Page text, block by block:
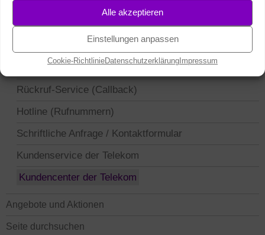
Alle akzeptieren
Einstellungen anpassen
Cookie-RichtlinieDatenschutzerklärungImpressum
MagentaEINS (Zuhause & unterwegs)
Verfügbarkeit, Netzabdeckung, Speedtest
Kontakt: Beratung & Bestellung
Rückruf-Service (Callback)
Hotline (Rufnummern)
Schriftliche Anfrage / Kontaktformular
Kundenservice der Telekom
Kundencenter der Telekom
Angebote und Aktionen
Seite durchsuchen